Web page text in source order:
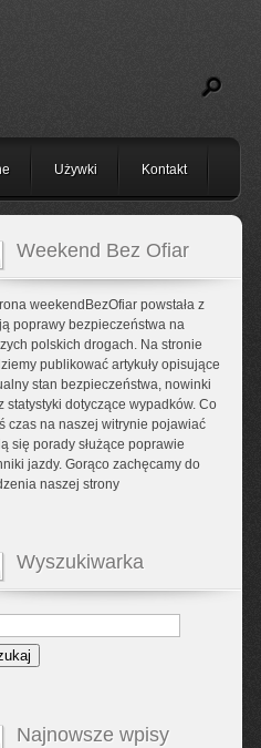
Używki Kontakt
Weekend Bez Ofiar
weekendBezOfiar powstała z
poprawy bezpieczeństwa na
polskich drogach. Na stronie
publikować artykuły opisujące
stan bezpieczeństwa, nowinki
statystyki dotyczące wypadków. Co
czas na naszej witrynie pojawiać
się porady służące poprawie
jazdy. Gorąco zachęcamy do
naszej strony
Wyszukiwarka
Najnowsze wpisy